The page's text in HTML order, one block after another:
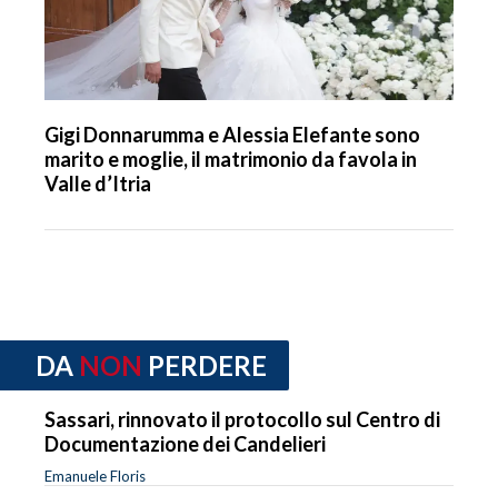
Gigi Donnarumma e Alessia Elefante sono
marito e moglie, il matrimonio da favola in
Valle d’Itria
DA NON PERDERE
Sassari, rinnovato il protocollo sul Centro di
Documentazione dei Candelieri
Emanuele Floris